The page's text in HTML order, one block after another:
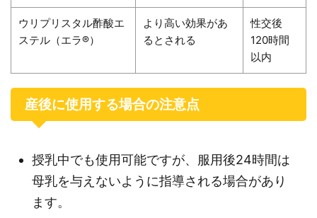
ウリプリスタル酢酸エ
ステル（エラ®）
より高い効果があ
るとされる
性交後
120時間
以内
産後に使用する場合の注意点
授乳中でも使用可能ですが、服用後24時間は
母乳を与えないように指導される場合があり
ます。